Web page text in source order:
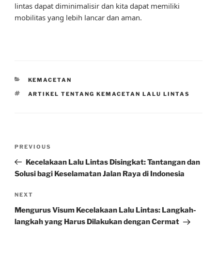
lintas dapat diminimalisir dan kita dapat memiliki
mobilitas yang lebih lancar dan aman.
CATEGORIES
KEMACETAN
TAGS
ARTIKEL TENTANG KEMACETAN LALU LINTAS
Previous
Post
PREVIOUS
Kecelakaan Lalu Lintas Disingkat: Tantangan dan
Solusi bagi Keselamatan Jalan Raya di Indonesia
Next
Post
NEXT
Mengurus Visum Kecelakaan Lalu Lintas: Langkah-
langkah yang Harus Dilakukan dengan Cermat